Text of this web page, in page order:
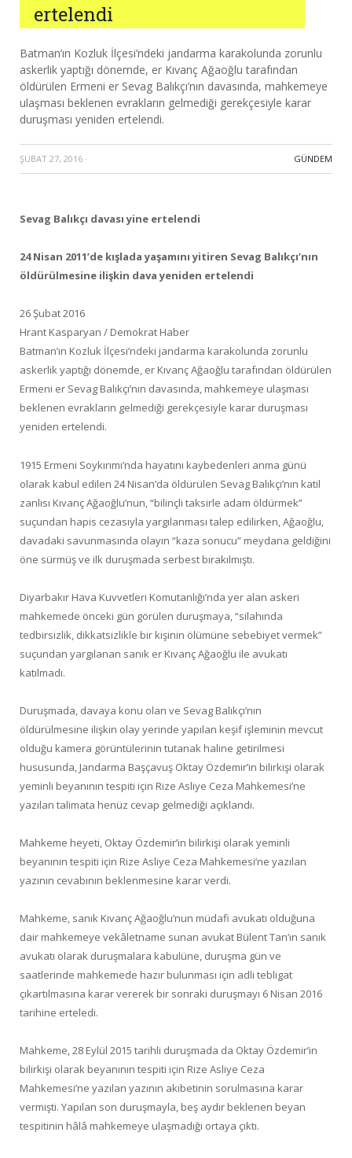
ertelendi
Batman’ın Kozluk İlçesi’ndeki jandarma karakolunda zorunlu
askerlik yaptığı dönemde, er Kıvanç Ağaoğlu tarafından
öldürülen Ermeni er Sevag Balıkçı’nın davasında, mahkemeye
ulaşması beklenen evrakların gelmediği gerekçesiyle karar
duruşması yeniden ertelendi.
ŞUBAT 27, 2016 · GÜNDEM
Sevag Balıkçı davası yine ertelendi
24 Nisan 2011’de kışlada yaşamını yitiren Sevag Balıkçı’nın
öldürülmesine ilişkin dava yeniden ertelendi
26 Şubat 2016
Hrant Kasparyan / Demokrat Haber
Batman’ın Kozluk İlçesi’ndeki jandarma karakolunda zorunlu
askerlik yaptığı dönemde, er Kıvanç Ağaoğlu tarafından öldürülen
Ermeni er Sevag Balıkçı’nın davasında, mahkemeye ulaşması
beklenen evrakların gelmediği gerekçesiyle karar duruşması
yeniden ertelendi.
1915 Ermeni Soykırımı’nda hayatını kaybedenleri anma günü
olarak kabul edilen 24 Nisan’da öldürülen Sevag Balıkçı’nın katil
zanlısı Kıvanç Ağaoğlu’nun, “bilinçli taksirle adam öldürmek”
suçundan hapis cezasıyla yargılanması talep edilirken, Ağaoğlu,
davadaki savunmasında olayın “kaza sonucu” meydana geldiğini
öne sürmüş ve ilk duruşmada serbest bırakılmıştı.
Diyarbakır Hava Kuvvetleri Komutanlığı’nda yer alan askeri
mahkemede önceki gün görülen duruşmaya, “silahında
tedbirsizlik, dikkatsizlikle bir kişinin ölümüne sebebiyet vermek”
suçundan yargılanan sanık er Kıvanç Ağaoğlu ile avukatı
katılmadı.
Duruşmada, davaya konu olan ve Sevag Balıkçı’nın
öldürülmesine ilişkin olay yerinde yapılan keşif işleminin mevcut
olduğu kamera görüntülerinin tutanak haline getirilmesi
hususunda, Jandarma Başçavuş Oktay Özdemir’in bilirkişi olarak
yeminli beyanının tespiti için Rize Asliye Ceza Mahkemesi’ne
yazılan talimata henüz cevap gelmediği açıklandı.
Mahkeme heyeti, Oktay Özdemir’in bilirkişi olarak yeminli
beyanının tespiti için Rize Asliye Ceza Mahkemesi’ne yazılan
yazının cevabının beklenmesine karar verdi.
Mahkeme, sanık Kıvanç Ağaoğlu’nun müdafi avukatı olduğuna
dair mahkemeye vekâletname sunan avukat Bülent Tan’ın sanık
avukatı olarak duruşmalara kabulüne, duruşma gün ve
saatlerinde mahkemede hazır bulunması için adli tebligat
çıkartılmasına karar vererek bir sonraki duruşmayı 6 Nisan 2016
tarihine erteledi.
Mahkeme, 28 Eylül 2015 tarihli duruşmada da Oktay Özdemir’in
bilirkişi olarak beyanının tespiti için Rize Asliye Ceza
Mahkemesi’ne yazılan yazının akıbetinin sorulmasına karar
vermişti. Yapılan son duruşmayla, beş aydır beklenen beyan
tespitinin hâlâ mahkemeye ulaşmadığı ortaya çıktı.